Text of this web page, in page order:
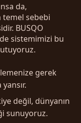
da,
temel sebebi
BUSQO
sistemimizi bu
gerek
değil, dünyanın
sunuyoruz.